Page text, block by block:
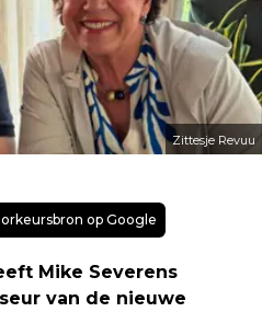
Zittesje Revuu
op Google
Mike Severens
van de nieuwe